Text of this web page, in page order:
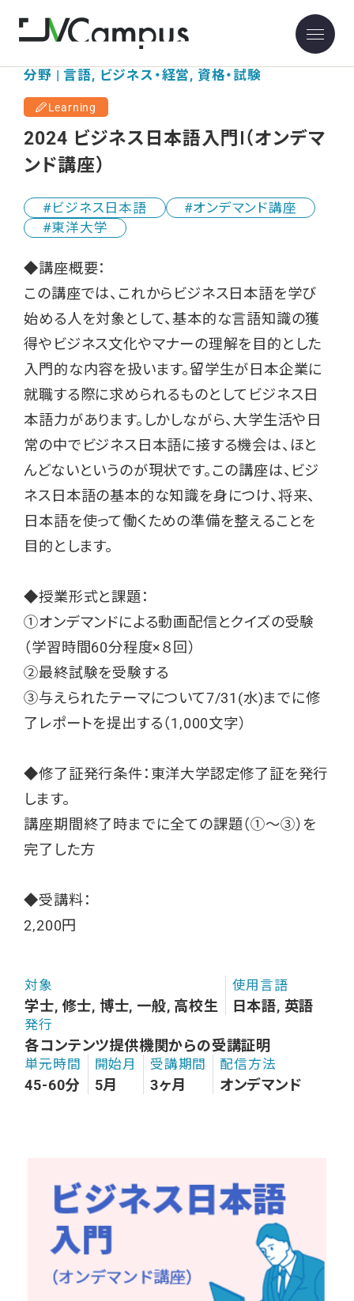
分野 | 言語, ビジネス・経営, 資格・試験
Learning
2024 ビジネス日本語入門Ⅰ（オンデマ
ンド講座）
ビジネス日本語
オンデマンド講座
東洋大学
◆講座概要：
この講座では、これからビジネス日本語を学び
始める人を対象として、基本的な言語知識の獲
得やビジネス文化やマナーの理解を目的とした
入門的な内容を扱います。留学生が日本企業に
就職する際に求められるものとしてビジネス日
本語力があります。しかしながら、大学生活や日
常の中でビジネス日本語に接する機会は、ほと
んどないというのが現状です。この講座は、ビジ
ネス日本語の基本的な知識を身につけ、将来、
日本語を使って働くための準備を整えることを
目的とします。
◆授業形式と課題：
①オンデマンドによる動画配信とクイズの受験
（学習時間60分程度×８回）
②最終試験を受験する
③与えられたテーマについて7/31(水)までに修
了レポートを提出する（1,000文字）
◆修了証発行条件：東洋大学認定修了証を発行
します。
講座期間終了時までに全ての課題（①～③）を
完了した方
◆受講料：
2,200円
対象
学士, 修士, 博士, 一般, 高校生
使用言語
日本語, 英語
発行
各コンテンツ提供機関からの受講証明
単元時間
45-60分
開始月
5月
受講期間
3ヶ月
配信方法
オンデマンド